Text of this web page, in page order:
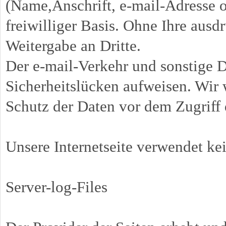
(Name,Anschrift, e-mail-Adresse
freiwilliger Basis. Ohne Ihre
Weitergabe an Dritte.
Der e-mail-Verkehr und sonstige
Sicherheitslücken aufweisen.
Schutz der Daten vor dem
Unsere Internetseite verwendet
Server-log-Files